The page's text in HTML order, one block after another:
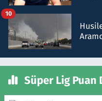
10
Süper Lig Puan